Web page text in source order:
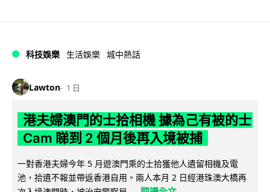
科技娛樂 生活娛樂 城中熱話
Lawton 1 日
港夫婦澳門的士拾相機 據為己有被的士
Cam 睇到 2 個月後再入境被捕
一對香港夫婦今年 5 月遊澳門乘的士拾獲他人遺留相機及電
池，拾遺不報並帶返香港自用。兩人本月 2 日經港珠澳大橋再